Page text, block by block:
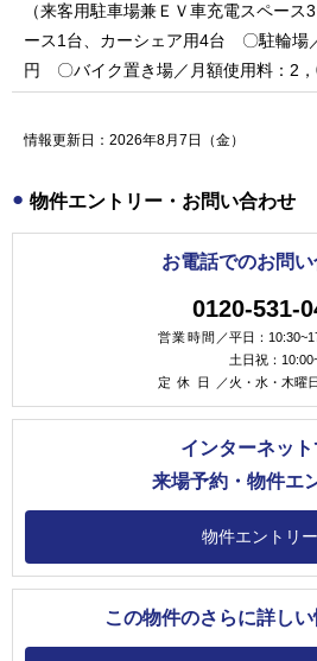
（来客用駐車場兼ＥＶ車充電スペー
ース1台、カーシェア用4台 〇駐輪場
円 〇バイク置き場／月額使用料：2
情報更新日：2026年8月7日（金）
物件エントリー・お問い合わせ
お電話でのお問
0120-531-
営業時間／平日：
土日祝：
定休日／火・水・木曜日
インターネッ
来場予約・物件エ
物件エントリー
この物件のさらに詳し